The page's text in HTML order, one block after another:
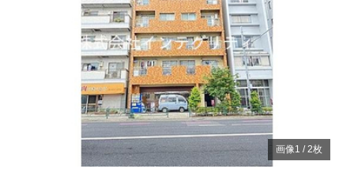
Previous
画像1 /2枚